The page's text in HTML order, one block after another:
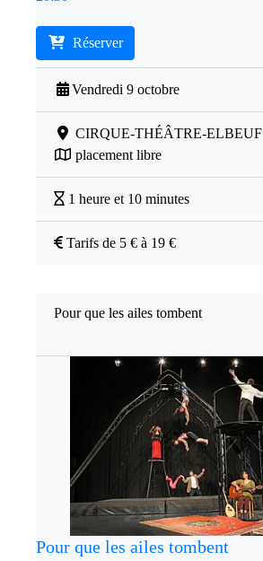
Réserver
Vendredi 9 octobre
CIRQUE-THÉÂTRE-ELBEUF
placement libre
1 heure et 10 minutes
Tarifs de 5 € à 19 €
Pour que les ailes tombent
Pour que les ailes tombent